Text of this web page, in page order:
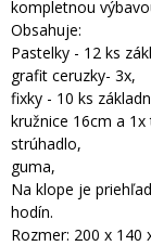
kompletnou
Obsahuje:
Pastelky - 12 ks
grafit ceruzky- 3x,
fixky - 10 ks
kružnice 16cm a
strúhadlo,
guma,
Na klope je
hodín.
Rozmer: 200 x 140